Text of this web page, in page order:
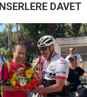
DAVET